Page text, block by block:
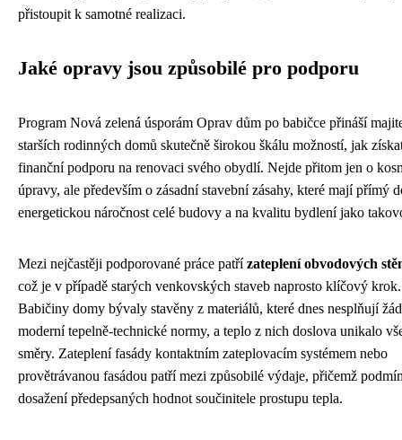
přistoupit k samotné realizaci.
Jaké opravy jsou způsobilé pro podporu
Program Nová zelená úsporám Oprav dům po babičce přináší
starších rodinných domů skutečně širokou škálu možností, jak
finanční podporu na renovaci svého obydlí. Nejde přitom jen o
úpravy, ale především o zásadní stavební zásahy, které mají přímý
energetickou náročnost celé budovy a na kvalitu bydlení jako
Mezi nejčastěji podporované práce patřízateplení obvodových
což je v případě starých venkovských staveb naprosto klíčový krok.
Babičiny domy bývaly stavěny z materiálů, které dnes nesplňují
moderní tepelně-technické normy, a teplo z nich doslova unikalo
směry. Zateplení fasády kontaktním zateplovacím systémem nebo
provětrávanou fasádou patří mezi způsobilé výdaje, přičemž
dosažení předepsaných hodnot součinitele prostupu tepla.